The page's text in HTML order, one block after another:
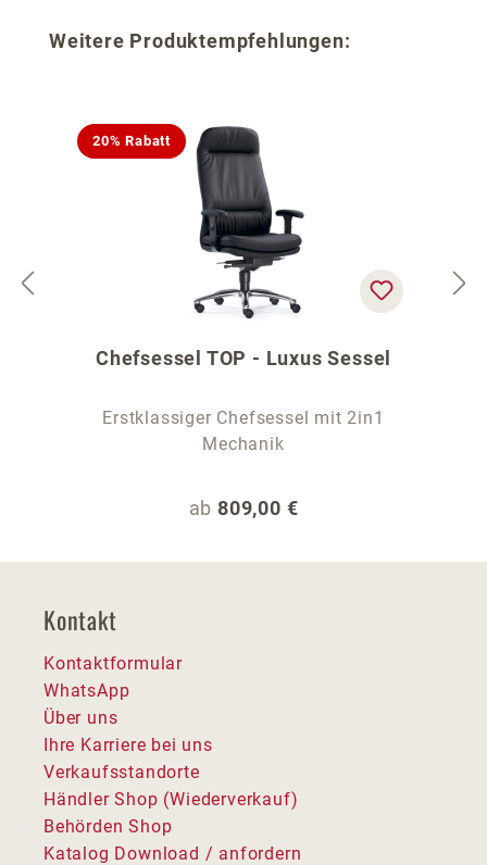
Produktgalerie überspringen
Weitere Produktempfehlungen:
20% Rabatt
Chefsessel TOP - Luxus Sessel
Erstklassiger Chefsessel mit 2in1
Mechanik
Regulärer Preis:
ab 809,00 €
Kontakt
Kontaktformular
WhatsApp
Über uns
Ihre Karriere bei uns
Verkaufsstandorte
Händler Shop (Wiederverkauf)
Behörden Shop
Katalog Download / anfordern